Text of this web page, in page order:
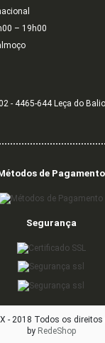
– 19h00
- 4465-644 Leça do Balio
de Pagamento
Segurança
- 2018 Todos os direitos
by RedeShop